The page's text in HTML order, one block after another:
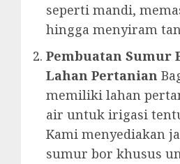
seperti mandi,
hingga menyiram
Pembuatan Sumur
Lahan Pertanian
memiliki lahan
air untuk irigasi
Kami menyediakan
sumur bor khusus